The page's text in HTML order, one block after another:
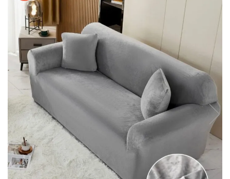
Lenjerii de pat Bumbac Poplin
Lenjerii de pat Catifea
Lenjerii de pat Damasc
Lenjerii de pat Finet + 2 Draperii
Lenjerii de pat Finet cu PLIURI
Lenjerii de pat finet Home
Lenjerii de pat Saten 4 piese cu
elastic